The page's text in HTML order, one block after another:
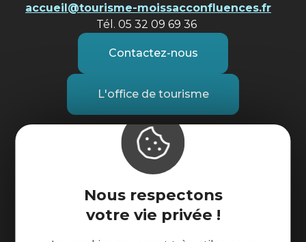
Nous respectons
votre vie privée !
accueil@tourisme-moissacconfluences.fr
Tél. 05 32 09 69 36
Contactez-nous
L'office de tourisme
Suivez-nous